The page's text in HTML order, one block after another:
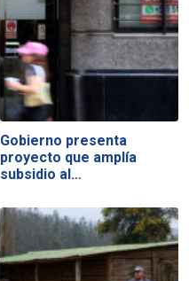
Gobierno presenta
proyecto que amplía
subsidio al…